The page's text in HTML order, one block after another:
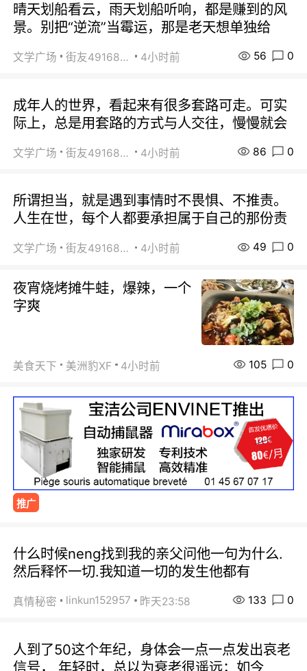
晴天划船看云，雨天划船听响，都是赚到的风
景。别把“逆流”当霉运，那是老天想单独给
文学广场 街友49168527 4小时前 56 0
成年人的世界，看起来有很多套路可走。可实
际上，总是用套路的方式与人交往，慢慢就会
文学广场 街友49168527 4小时前 86 0
所谓担当，就是遇到事情时不畏惧、不推责。
人生在世，每个人都要承担属于自己的那份责
文学广场 街友49168527 4小时前 49 0
夜宵烧烤摊牛蛙，爆辣，一个
字爽
美食天下 美洲豹XF 4小时前 105 0
推广
什么时候neng找到我的亲父问他一句为什么.
然后释怀一切.我知道一切的发生他都有
真情秘密 linkun152957 昨天23:58 133 0
人到了50这个年纪，身体会一点一点发出哀老
信号， 年轻时，总以为衰老很遥远；如今